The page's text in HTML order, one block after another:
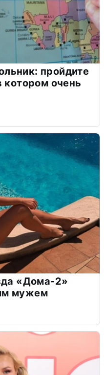
пройдите
котором очень
«Дома-2»
мужем